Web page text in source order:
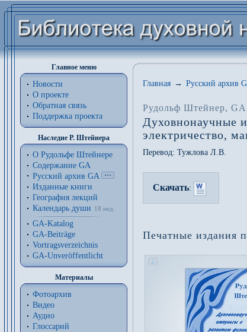
Главное меню
Новости
О проекте
Обратная связь
Поддержка проекта
Наследие Р. Штейнера
О Рудольфе Штейнере
Содержание GA
Русский архив GA
Изданные книги
География лекций
Календарь души
18 нед.
GA-Katalog
GA-Beiträge
Vortragsverzeichnis
GA-Unveröffentlicht
Материалы
Фотоархив
Видео
Аудио
Глоссарий
Главная → Русский архив
Рудольф Штейнер,
Духовнонаучные
электричество,
Перевод: Тужлова Л.В.
Скачать:
Печатные издания